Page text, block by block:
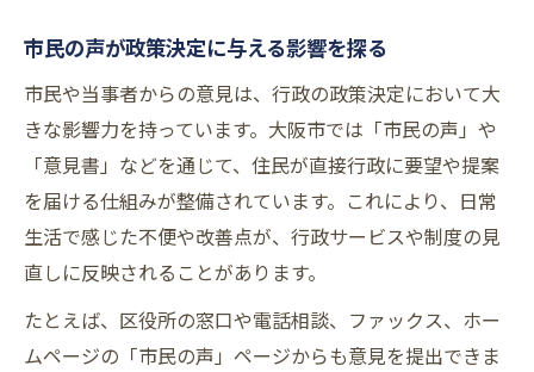
市民の声が政策決定に与える影響を探る
市民や当事者からの意見は、行政の政策決定において大
きな影響力を持っています。大阪市では「市民の声」や
「意見書」などを通じて、住民が直接行政に要望や提案
を届ける仕組みが整備されています。これにより、日常
生活で感じた不便や改善点が、行政サービスや制度の見
直しに反映されることがあります。
たとえば、区役所の窓口や電話相談、ファックス、ホー
ムページの「市民の声」ページからも意見を提出できま